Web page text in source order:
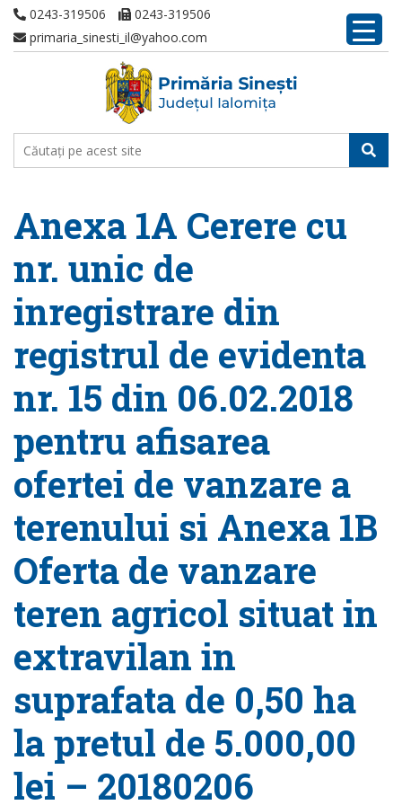
0243-319506
0243-319506
primaria_sinesti_il@yahoo.com
Anexa 1A Cerere cu
nr. unic de
inregistrare din
registrul de evidenta
nr. 15 din 06.02.2018
pentru afisarea
ofertei de vanzare a
terenului si Anexa 1B
Oferta de vanzare
teren agricol situat in
extravilan in
suprafata de 0,50 ha
la pretul de 5.000,00
lei – 20180206